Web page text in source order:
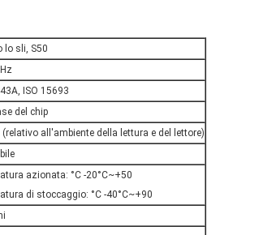
lo sli, S50
ISO 15693
del chip
all'ambiente della lettura e del lettore)
azionata: °C -20°C~+50
di stoccaggio: °C -40°C~+90